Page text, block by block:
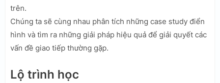
trên.
Chúng ta sẽ cùng nhau phân tích những case study điển
hình và tìm ra những giải pháp hiệu quả để giải quyết các
vấn đề giao tiếp thường gặp.
Lộ trình học